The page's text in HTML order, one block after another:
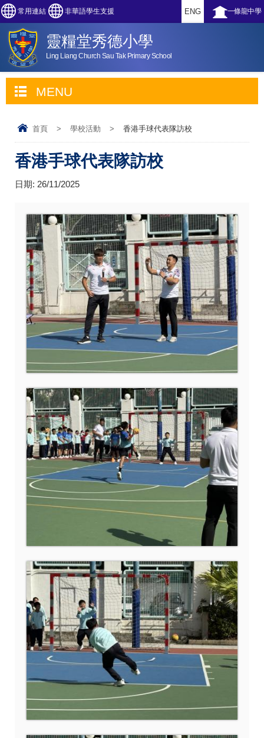
常用連結 非華語學生支援 一條龍中學
ENG
靈糧堂秀德小學
Ling Liang Church Sau Tak Primary School
MENU
首頁 > 學校活動 > 香港手球代表隊訪校
香港手球代表隊訪校
日期: 26/11/2025